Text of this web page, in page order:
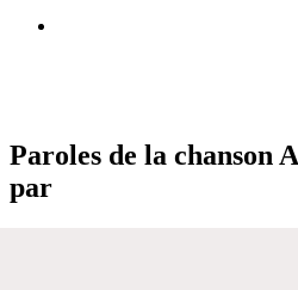
Paroles de la chanson
par